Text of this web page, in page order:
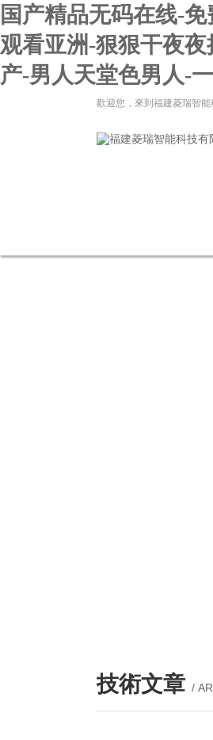
国产精品无码在线-
观看亚洲-狠狠干夜
产-男人天堂色男人-
歡迎您，來到福建菱瑞智能
技術文章 /